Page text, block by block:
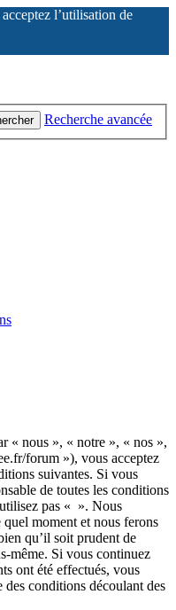
l’utilisation de
Recherche avancée
« nous », « notre », « nos »,
forum »), vous acceptez
suivantes. Si vous
de toutes les conditions
pas « ». Nous
moment et nous ferons
qu’il soit prudent de
même. Si vous continuez
ont été effectués, vous
des conditions découlant des